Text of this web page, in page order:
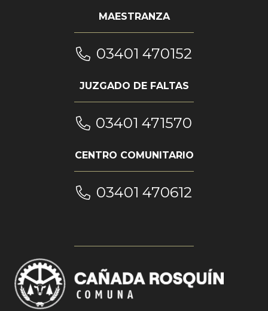
MAESTRANZA
03401 470152
JUZGADO DE FALTAS
03401 471570
CENTRO COMUNITARIO
03401 470612